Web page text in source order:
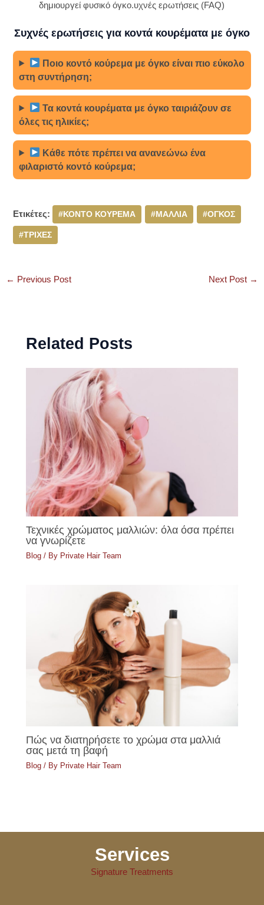
δημιουργεί φυσικό όγκο.υχνές ερωτήσεις (FAQ)
Συχνές ερωτήσεις για κοντά κουρέματα με όγκο
Ποιο κοντό κούρεμα με όγκο είναι πιο εύκολο
στη συντήρηση;
Τα κοντά κουρέματα με όγκο ταιριάζουν σε
όλες τις ηλικίες;
Κάθε πότε πρέπει να ανανεώνω ένα
φιλαριστό κοντό κούρεμα;
Ετικέτες: #ΚΟΝΤΟ ΚΟΥΡΕΜΑ #ΜΑΛΛΙΑ #ΟΓΚΟΣ
#ΤΡΙΧΕΣ
← Previous Post Next Post →
Related Posts
Τεχνικές χρώματος μαλλιών: όλα όσα πρέπει
να γνωρίζετε
Blog / By Private Hair Team
Πώς να διατηρήσετε το χρώμα στα μαλλιά
σας μετά τη βαφή
Blog / By Private Hair Team
Services
Signature Treatments